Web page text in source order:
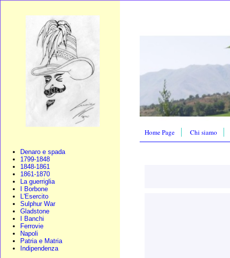
Denaro e spada
1799-1848
1848-1861
1861-1870
La guerriglia
I Borbone
L'Esercito
Sulphur War
Gladstone
I Banchi
Ferrovie
Napoli
Patria e Matria
Indipendenza
Home Page Chi siamo